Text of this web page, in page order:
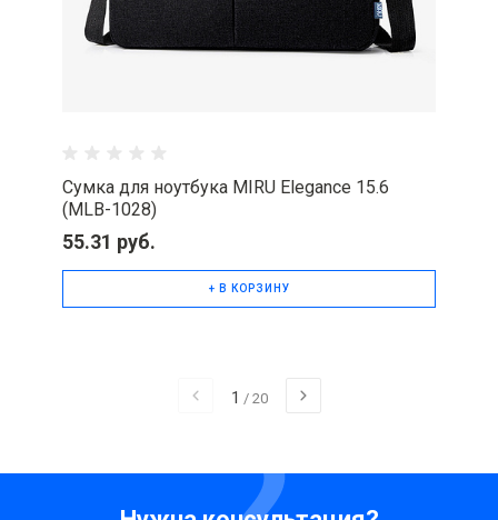
Сумка для ноутбука MIRU Elegance 15.6
(MLB-1028)
55.31 руб.
+ В КОРЗИНУ
1 / 20